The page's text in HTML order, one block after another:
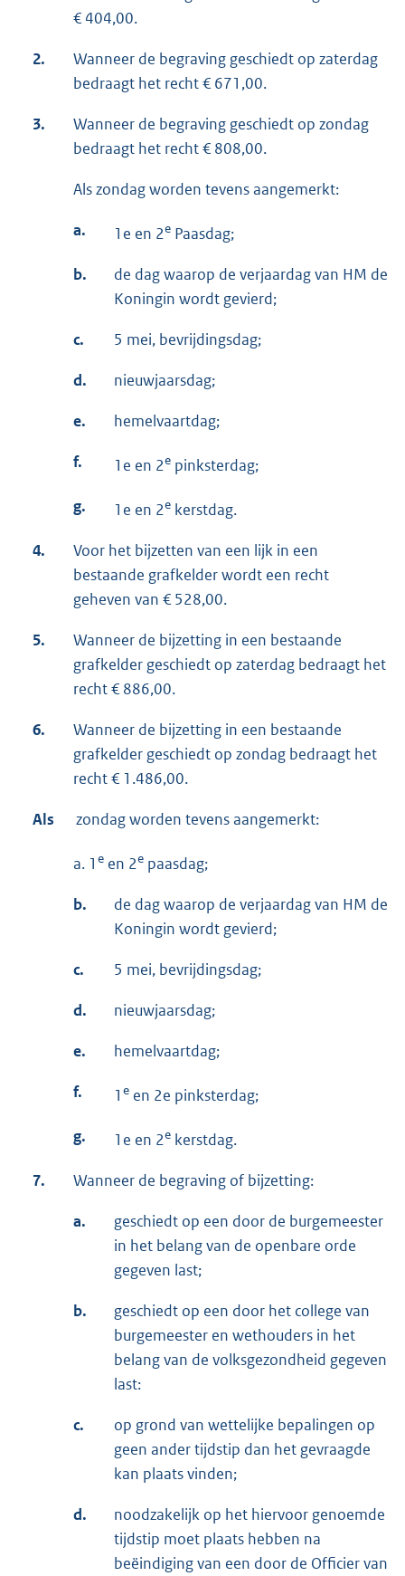
€ 404,00.
2.
Wanneer de begraving geschiedt op zaterdag
bedraagt het recht € 671,00.
3.
Wanneer de begraving geschiedt op zondag
bedraagt het recht € 808,00.
Als zondag worden tevens aangemerkt:
a. 1e en 2e Paasdag;
b.
de dag waarop de verjaardag van HM de
Koningin wordt gevierd;
c. 5 mei, bevrijdingsdag;
d. nieuwjaarsdag;
e. hemelvaartdag;
f. 1e en 2e pinksterdag;
g. 1e en 2e kerstdag.
4.
Voor het bijzetten van een lijk in een
bestaande grafkelder wordt een recht
geheven van € 528,00.
5.
Wanneer de bijzetting in een bestaande
grafkelder geschiedt op zaterdag bedraagt het
recht € 886,00.
6.
Wanneer de bijzetting in een bestaande
grafkelder geschiedt op zondag bedraagt het
recht € 1.486,00.
Als zondag worden tevens aangemerkt:
a. 1 e en 2e paasdag;
b.
de dag waarop de verjaardag van HM de
Koningin wordt gevierd;
c. 5 mei, bevrijdingsdag;
d. nieuwjaarsdag;
e. hemelvaartdag;
f. 1 e en 2e pinksterdag;
g. 1e en 2e kerstdag.
7. Wanneer de begraving of bijzetting:
a.
geschiedt op een door de burgemeester
in het belang van de openbare orde
gegeven last;
b.
geschiedt op een door het college van
burgemeester en wethouders in het
belang van de volksgezondheid gegeven
last:
c.
op grond van wettelijke bepalingen op
geen ander tijdstip dan het gevraagde
kan plaats vinden;
d.
noodzakelijk op het hiervoor genoemde
tijdstip moet plaats hebben na
beëindiging van een door de Officier van